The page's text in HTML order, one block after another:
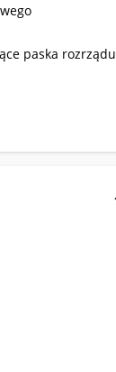
paska rozrządu